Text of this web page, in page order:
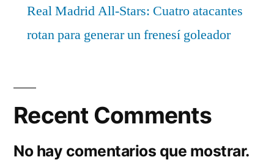
Real Madrid All-Stars: Cuatro atacantes
rotan para generar un frenesí goleador
Recent Comments
No hay comentarios que mostrar.